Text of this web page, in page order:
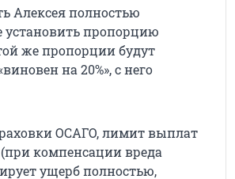
Алексея полностью
пропорцию
же пропорции будут
на 20%», с него
ОСАГО, лимит выплат
(при компенсации вреда
ущерб полностью,